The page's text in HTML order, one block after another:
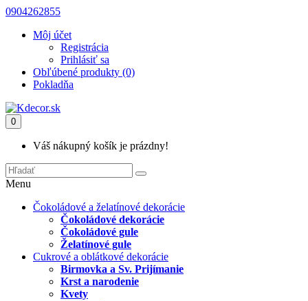
0904262855
Môj účet
Registrácia
Prihlásiť sa
Obľúbené produkty (0)
Pokladňa
0
Váš nákupný košík je prázdny!
Menu
Čokoládové a želatínové dekorácie
Čokoládové dekorácie
Čokoládové gule
Želatínové gule
Cukrové a oblátkové dekorácie
Birmovka a Sv. Prijímanie
Krst a narodenie
Kvety